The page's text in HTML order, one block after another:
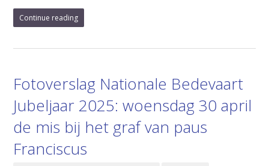
Continue reading
Fotoverslag Nationale Bedevaart
Jubeljaar 2025: woensdag 30 april
de mis bij het graf van paus
Franciscus